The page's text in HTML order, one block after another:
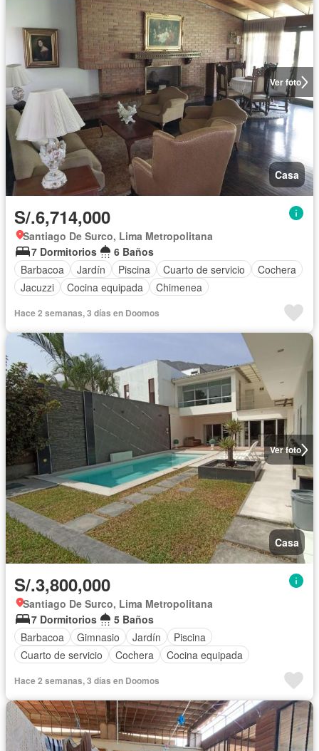
Ver foto
Casa
S/.6,714,000
Santiago De Surco, Lima Metropolitana
7 Dormitorios
6 Baños
Barbacoa
Jardín Piscina Cuarto de servicio
Cochera
Jacuzzi
Cocina equipada Chimenea
Hace 2 semanas, 3 días en Doomos
Ver foto
Casa
S/.3,800,000
Santiago De Surco, Lima Metropolitana
7 Dormitorios
5 Baños
Barbacoa
Gimnasio Jardín
Piscina
Cuarto de servicio
Cochera Cocina equipada
Hace 2 semanas, 3 días en Doomos